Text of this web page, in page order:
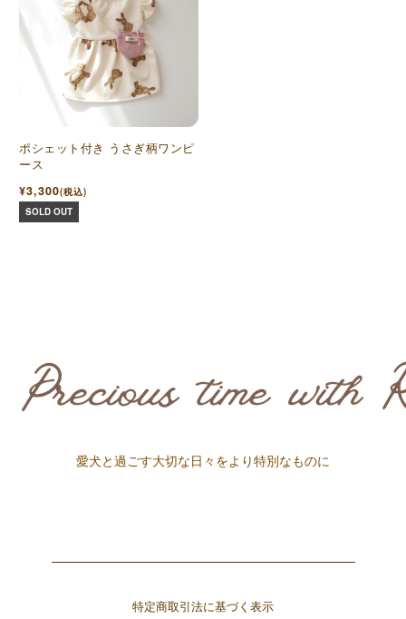
ポシェット付き うさぎ柄ワンピ
ース
¥3,300(税込)
SOLD OUT
愛犬と過ごす大切な日々をより特別なものに
特定商取引法に基づく表示